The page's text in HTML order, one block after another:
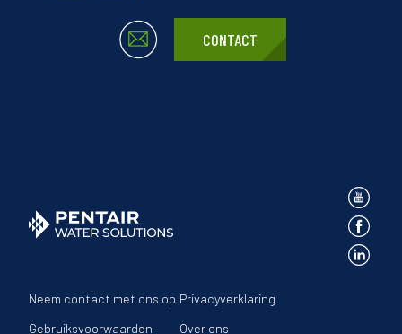
CONTACT
Neem contact met ons op Privacyverklaring
Gebruiksvoorwaarden
Over ons